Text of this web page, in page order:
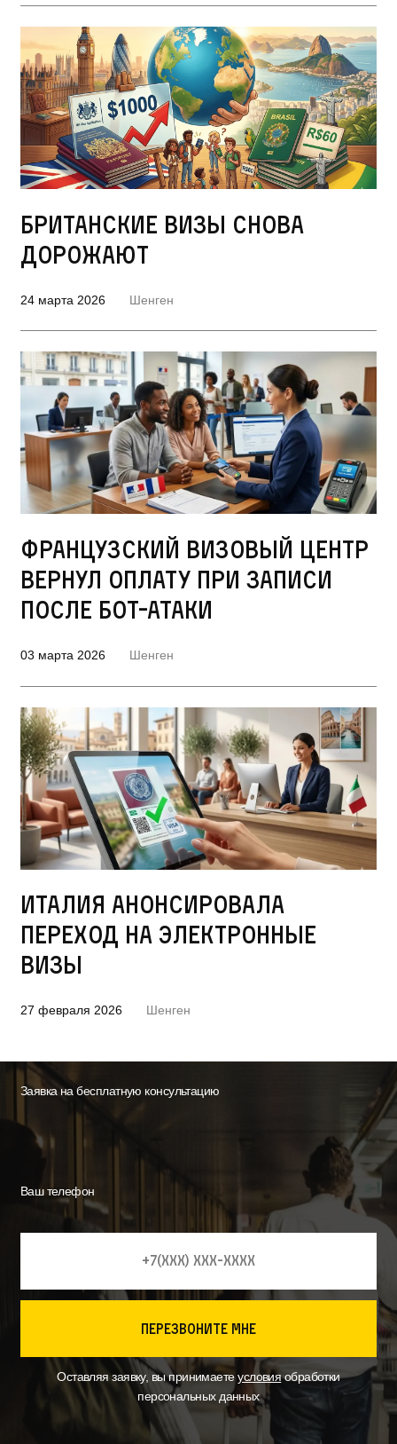
Британские визы снова
дорожают
24 марта 2026 Шенген
Французский визовый центр
вернул оплату при записи
после бот-атаки
03 марта 2026 Шенген
Италия анонсировала
переход на электронные
визы
27 февраля 2026 Шенген
Заявка на бесплатную консультацию
Ваш телефон
перезвоните мне
Оставляя заявку, вы принимаетеусловияобработки
персональных данных